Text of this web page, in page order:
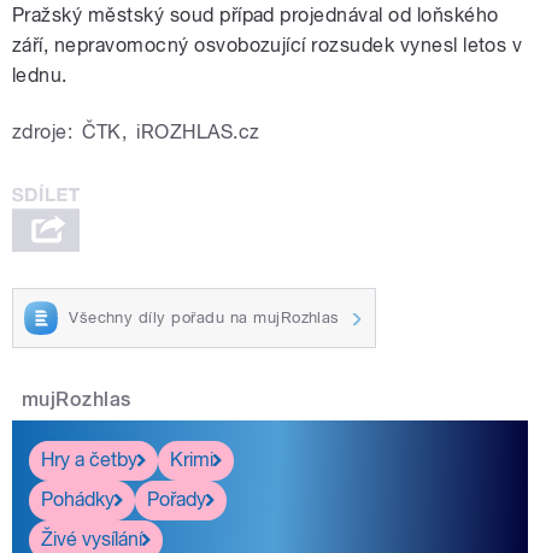
Pražský městský soud případ projednával od loňského
září, nepravomocný osvobozující rozsudek vynesl letos v
lednu.
zdroje: ČTK, iROZHLAS.cz
Všechny díly pořadu na mujRozhlas
mujRozhlas
Hry a četby
Krimi
Pohádky
Pořady
Živé vysílání